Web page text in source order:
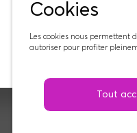
Cookies
Les cookies nous permettent
autoriser pour profiter
Tout